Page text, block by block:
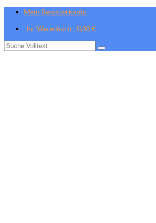
Mein Benutzerkonto
Ihr Warenkorb-0,00€
Suche